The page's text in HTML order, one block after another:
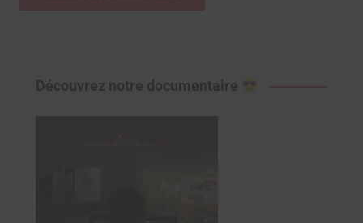
Découvrez notre documentaire